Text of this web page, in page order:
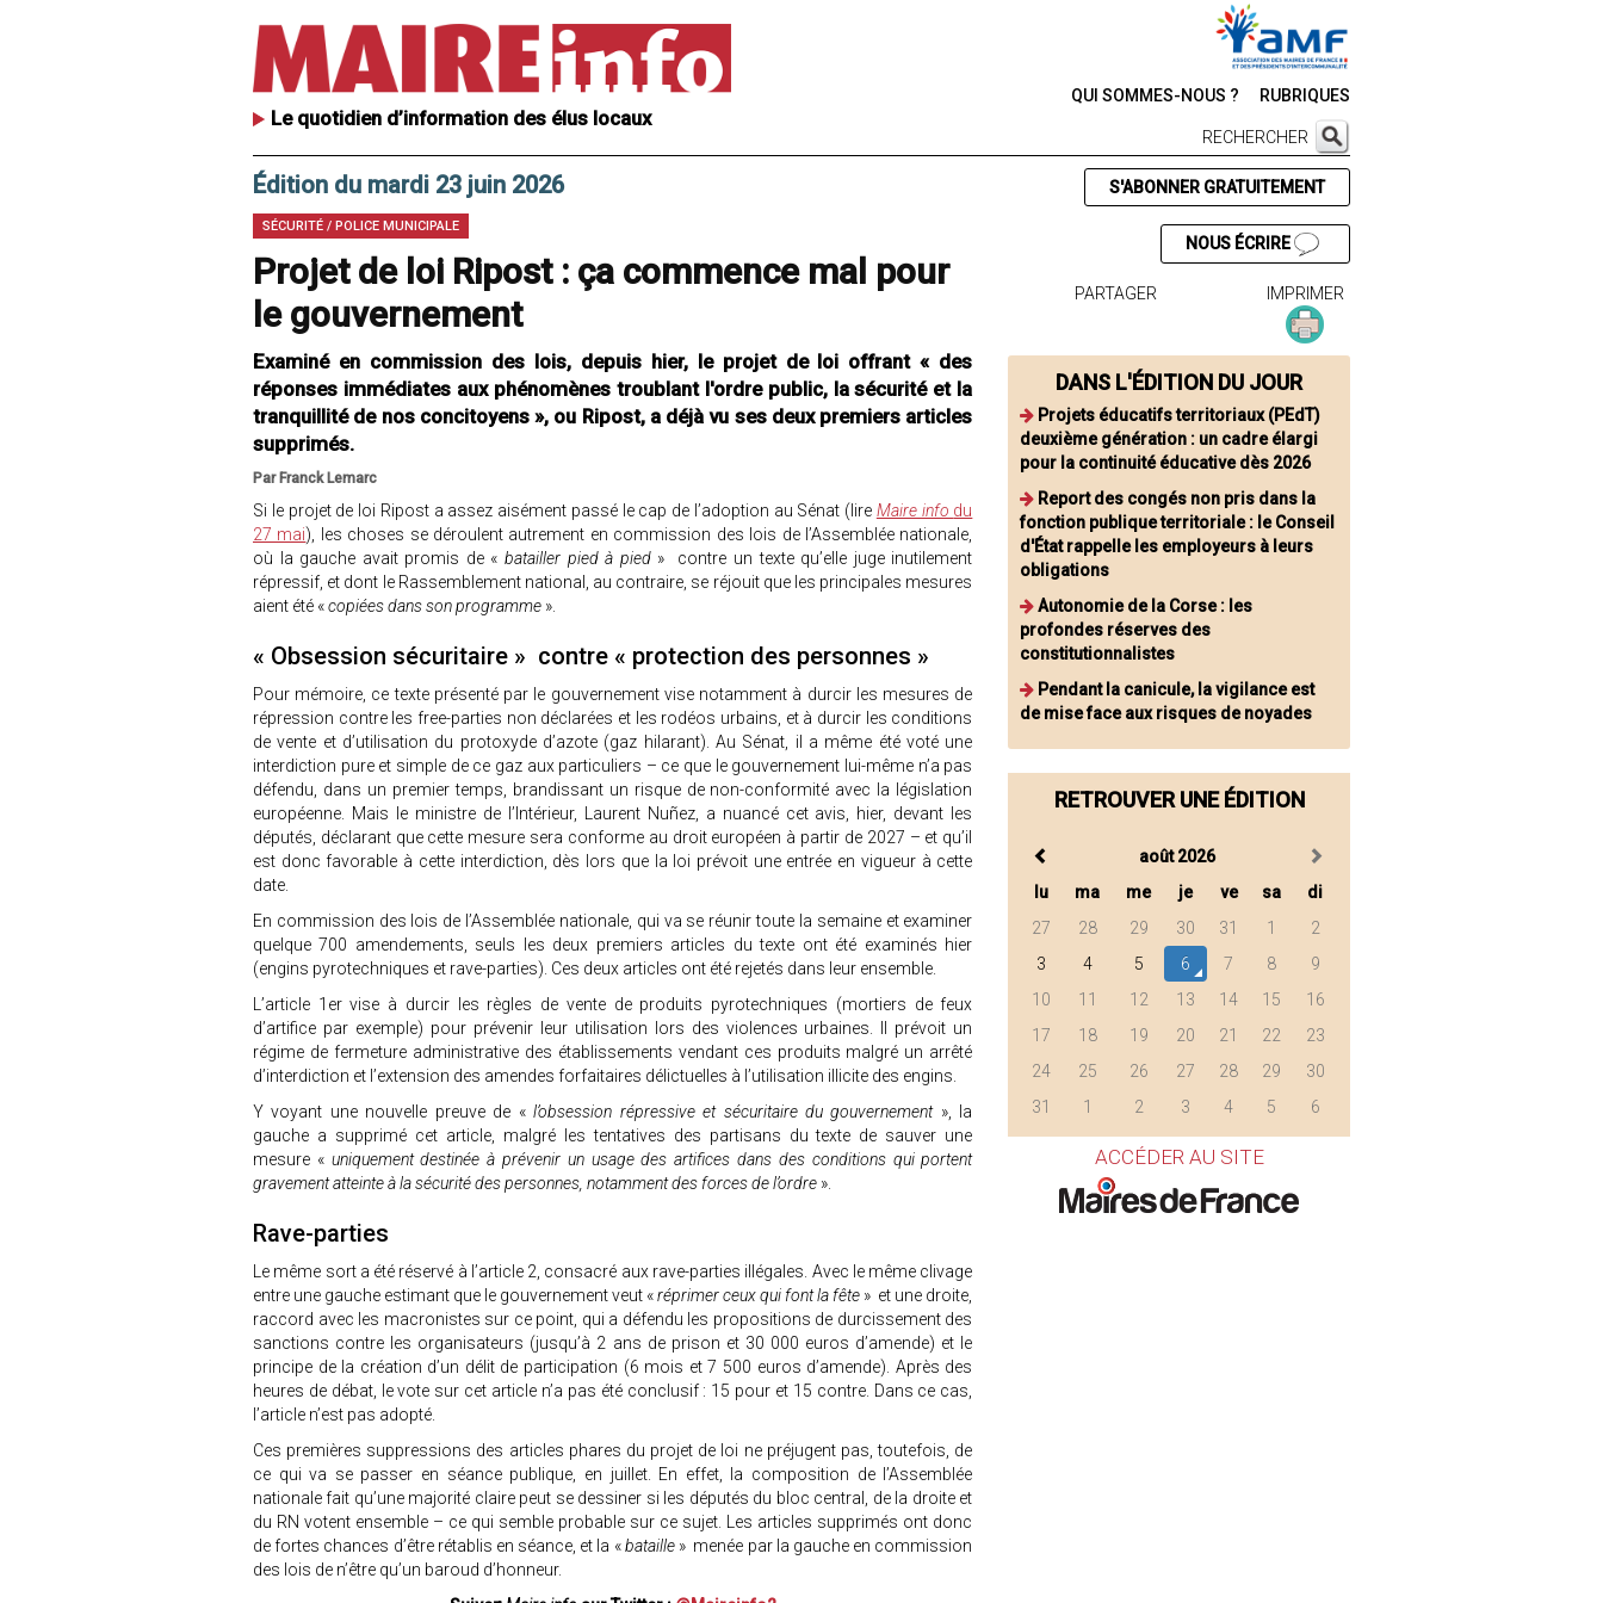
Le quotidien d’information des élus locaux
QUI SOMMES-NOUS ? RUBRIQUES
RECHERCHER
Édition du mardi 23 juin 2026
SÉCURITÉ / POLICE MUNICIPALE
Projet de loi Ripost : ça commence mal pour
le gouvernement
Examiné en commission des lois, depuis hier, le projet de loi offrant « des
réponses immédiates aux phénomènes troublant l'ordre public, la sécurité et la
tranquillité de nos concitoyens », ou Ripost, a déjà vu ses deux premiers articles
supprimés.
Par Franck Lemarc
Si le projet de loi Ripost a assez aisément passé le cap de l’adoption au Sénat (lire Maire info du
27 mai), les choses se déroulent autrement en commission des lois de l’Assemblée nationale,
où la gauche avait promis de «batailler pied à pied» contre un texte qu’elle juge inutilement
répressif, et dont le Rassemblement national, au contraire, se réjouit que les principales mesures
aient été «copiées dans son programme ».
« Obsession sécuritaire » contre « protection des personnes »
Pour mémoire, ce texte présenté par le gouvernement vise notamment à durcir les mesures de
répression contre les free-parties non déclarées et les rodéos urbains, et à durcir les conditions
de vente et d’utilisation du protoxyde d’azote (gaz hilarant). Au Sénat, il a même été voté une
interdiction pure et simple de ce gaz aux particuliers – ce que le gouvernement lui-même n’a pas
défendu, dans un premier temps, brandissant un risque de non-conformité avec la législation
européenne. Mais le ministre de l’Intérieur, Laurent Nuñez, a nuancé cet avis, hier, devant les
députés, déclarant que cette mesure sera conforme au droit européen à partir de 2027 – et qu’il
est donc favorable à cette interdiction, dès lors que la loi prévoit une entrée en vigueur à cette
date.
En commission des lois de l’Assemblée nationale, qui va se réunir toute la semaine et examiner
quelque 700 amendements, seuls les deux premiers articles du texte ont été examinés hier
(engins pyrotechniques et rave-parties). Ces deux articles ont été rejetés dans leur ensemble.
L’article 1er vise à durcir les règles de vente de produits pyrotechniques (mortiers de feux
d’artifice par exemple) pour prévenir leur utilisation lors des violences urbaines. Il prévoit un
régime de fermeture administrative des établissements vendant ces produits malgré un arrêté
d’interdiction et l’extension des amendes forfaitaires délictuelles à l’utilisation illicite des engins.
Y voyant une nouvelle preuve de «l’obsession répressive et sécuritaire du gouvernement », la
gauche a supprimé cet article, malgré les tentatives des partisans du texte de sauver une
mesure « uniquement destinée à prévenir un usage des artifices dans des conditions qui portent
gravement atteinte à la sécurité des personnes, notamment des forces de l’ordre ».
Rave-parties
Le même sort a été réservé à l’article 2, consacré aux rave-parties illégales. Avec le même clivage
entre une gauche estimant que le gouvernement veut «réprimer ceux qui font la fête » et une droite,
raccord avec les macronistes sur ce point, qui a défendu les propositions de durcissement des
sanctions contre les organisateurs (jusqu’à 2 ans de prison et 30 000 euros d’amende) et le
principe de la création d’un délit de participation (6 mois et 7 500 euros d’amende). Après des
heures de débat, le vote sur cet article n’a pas été conclusif : 15 pour et 15 contre. Dans ce cas,
l’article n’est pas adopté.
Ces premières suppressions des articles phares du projet de loi ne préjugent pas, toutefois, de
ce qui va se passer en séance publique, en juillet. En effet, la composition de l’Assemblée
nationale fait qu’une majorité claire peut se dessiner si les députés du bloc central, de la droite et
du RN votent ensemble – ce qui semble probable sur ce sujet. Les articles supprimés ont donc
de fortes chances d’être rétablis en séance, et la «bataille » menée par la gauche en commission
des lois de n’être qu’un baroud d’honneur.
S'ABONNER GRATUITEMENT
NOUS ÉCRIRE
PARTAGER IMPRIMER
DANS L'ÉDITION DU JOUR
Projets éducatifs territoriaux (PEdT)
deuxième génération : un cadre élargi
pour la continuité éducative dès 2026
Report des congés non pris dans la
fonction publique territoriale : le Conseil
d'État rappelle les employeurs à leurs
obligations
Autonomie de la Corse : les
profondes réserves des
constitutionnalistes
Pendant la canicule, la vigilance est
de mise face aux risques de noyades
RETROUVER UNE ÉDITION
août 2026
lu
ma me je ve sa
di
27
28 29 30 31 1
2
3
4 5 6 7 8
9
10
11 12 13 14 15
16
17
18 19 20 21 22
23
24
25 26 27 28 29
30
31
1 2 3 4 5 6
ACCÉDER AU SITE